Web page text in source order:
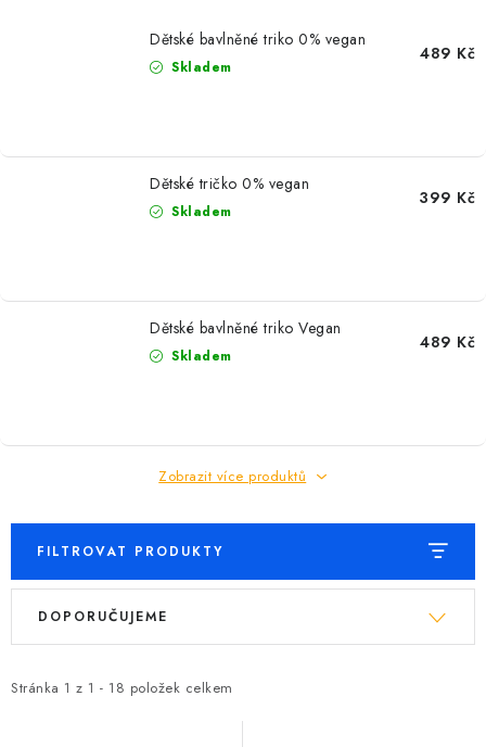
Dětské bavlněné triko 0% vegan
Skladem
489 Kč
Dětské tričko 0% vegan
Skladem
399 Kč
Dětské bavlněné triko Vegan
Skladem
489 Kč
Zobrazit více produktů
FILTROVAT PRODUKTY
V
i
Stránka 1 z 1 - 18 položek celkem
Ř
e
DOPORUČUJEME